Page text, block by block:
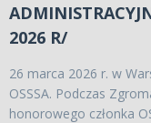
2026 R/
26 marca 2026 r. w
OSSSA. Podczas
honorowego członka